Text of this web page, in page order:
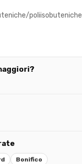
poliisobuteniche
Bonifico